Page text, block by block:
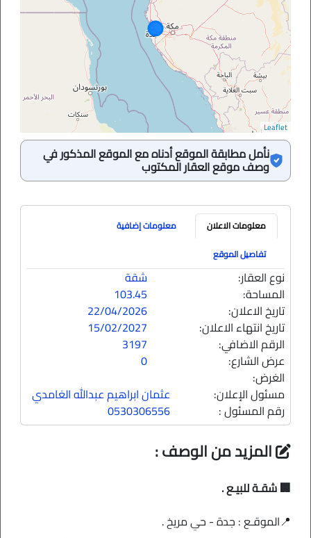
Leaflet
نأمل مطابقة الموقع أدناه مع الموقع المذكور في
وصف موقع العقار المكتوب
معلومات الاعلان
معلومات إضافية
تفاصيل الموقع
نوع العقار:
شقة
المساحة:
103.45
تاريخ الاعلان:
22/04/2026
تاريخ انتهاء الاعلان:
15/02/2027
الرقم الاضافي:
3197
عرض الشارع:
0
الغرض:
مسئول الإعلان:
عثمان ابراهيم عبدالله الغامدي
رقم المسئول :
0530306556
المزيد من الوصف :
🏢 شقـة للبيـع .
📍الموقـع : جدة - حي مريخ .